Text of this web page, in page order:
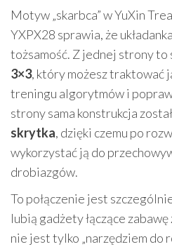
Motyw „skarbca” w YuXin
YXPX28 sprawia, że
tożsamość. Z jednej strony
3×3, który możesz traktować
treningu algorytmów i
strony sama konstrukcja
skrytka, dzięki czemu po
wykorzystać ją do
drobiazgów.
To połączenie jest
lubią gadżety łączące
nie jest tylko „narzędziem do